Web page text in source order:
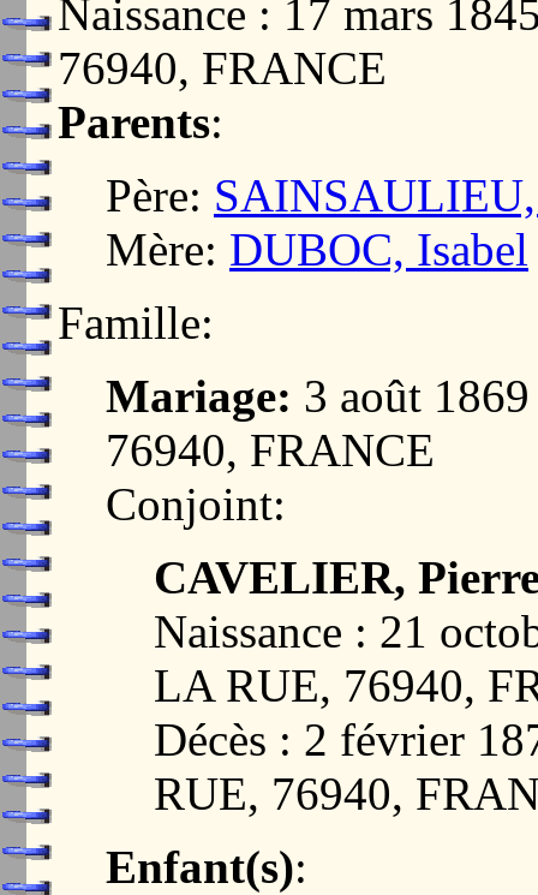
Naissance : 17 mars
76940, FRANCE
Parents:
Père:
Mère: DUBOC, Isabel
Famille:
Mariage: 3 août
76940, FRANCE
Conjoint:
CAVELIER,
Naissance : 21
LA RUE, 76940,
Décès : 2 février
RUE, 76940,
Enfant(s):